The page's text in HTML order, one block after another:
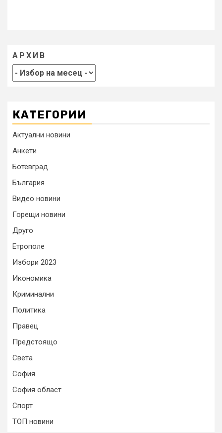
АРХИВ
КАТЕГОРИИ
Актуални новини
Анкети
Ботевград
България
Видео новини
Горещи новини
Друго
Етрополе
Избори 2023
Икономика
Криминални
Политика
Правец
Предстоящо
Света
София
София област
Спорт
ТОП новини